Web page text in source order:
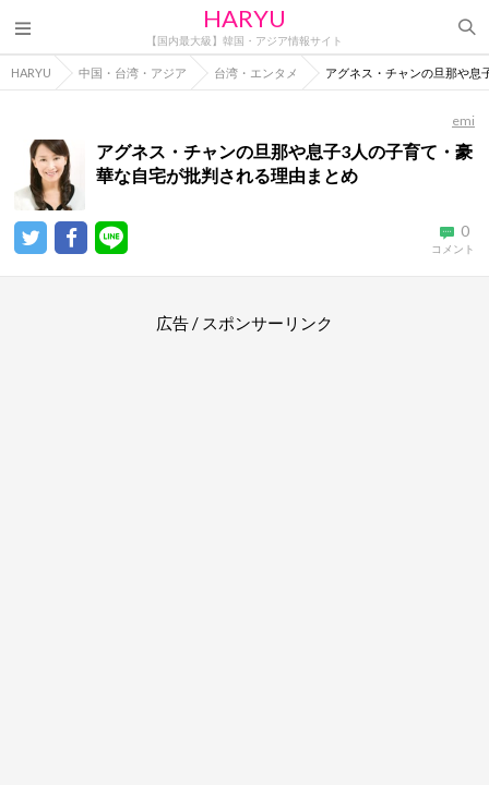
HARYU
【国内最大級】韓国・アジア情報サイト
HARYU 中国・台湾・アジア 台湾・エンタメ アグネス・チャンの旦那や息
emi
アグネス・チャンの旦那や息子3人の子育て・豪
華な自宅が批判される理由まとめ
0
コメント
広告 / スポンサーリンク